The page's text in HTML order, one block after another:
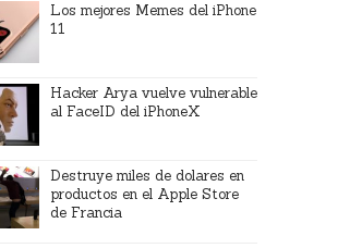
Los mejores Memes del iPhone
11
Hacker Arya vuelve vulnerable
al FaceID del iPhoneX
Destruye miles de dolares en
productos en el Apple Store
de Francia